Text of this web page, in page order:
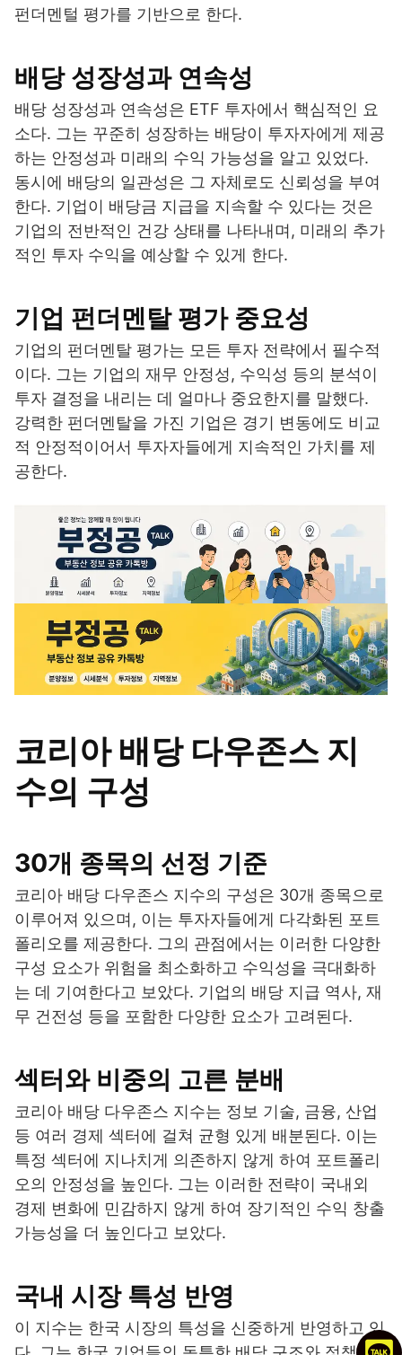
펀더멘털 평가를 기반으로 한다.
배당 성장성과 연속성
배당 성장성과 연속성은 ETF 투자에서 핵심적인 요
소다. 그는 꾸준히 성장하는 배당이 투자자에게 제공
하는 안정성과 미래의 수익 가능성을 알고 있었다.
동시에 배당의 일관성은 그 자체로도 신뢰성을 부여
한다. 기업이 배당금 지급을 지속할 수 있다는 것은
기업의 전반적인 건강 상태를 나타내며, 미래의 추가
적인 투자 수익을 예상할 수 있게 한다.
기업 펀더멘탈 평가 중요성
기업의 펀더멘탈 평가는 모든 투자 전략에서 필수적
이다. 그는 기업의 재무 안정성, 수익성 등의 분석이
투자 결정을 내리는 데 얼마나 중요한지를 말했다.
강력한 펀더멘탈을 가진 기업은 경기 변동에도 비교
적 안정적이어서 투자자들에게 지속적인 가치를 제
공한다.
코리아 배당 다우존스 지
수의 구성
30개 종목의 선정 기준
코리아 배당 다우존스 지수의 구성은 30개 종목으로
이루어져 있으며, 이는 투자자들에게 다각화된 포트
폴리오를 제공한다. 그의 관점에서는 이러한 다양한
구성 요소가 위험을 최소화하고 수익성을 극대화하
는 데 기여한다고 보았다. 기업의 배당 지급 역사, 재
무 건전성 등을 포함한 다양한 요소가 고려된다.
섹터와 비중의 고른 분배
코리아 배당 다우존스 지수는 정보 기술, 금융, 산업
등 여러 경제 섹터에 걸쳐 균형 있게 배분된다. 이는
특정 섹터에 지나치게 의존하지 않게 하여 포트폴리
오의 안정성을 높인다. 그는 이러한 전략이 국내외
경제 변화에 민감하지 않게 하여 장기적인 수익 창출
가능성을 더 높인다고 보았다.
국내 시장 특성 반영
이 지수는 한국 시장의 특성을 신중하게 반영하고 있